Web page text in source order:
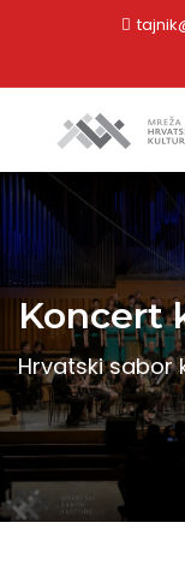
Koncert
Hrvatski sabor